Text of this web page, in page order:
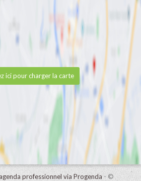
ici pour charger la carte
professionnel via Progenda - ©